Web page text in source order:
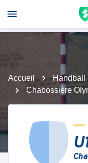
Accueil Handball
Chabossière